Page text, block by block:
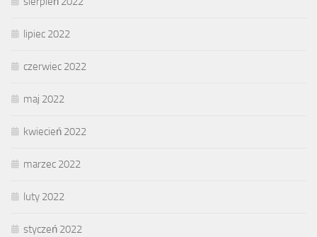
lipiec 2022
czerwiec 2022
maj 2022
kwiecień 2022
marzec 2022
luty 2022
styczeń 2022